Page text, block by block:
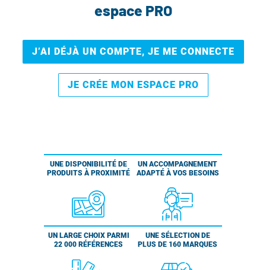
espace PRO
J’AI DÉJÀ UN COMPTE, JE ME CONNECTE
JE CRÉE MON ESPACE PRO
UNE DISPONIBILITÉ DE
PRODUITS À PROXIMITÉ
UN ACCOMPAGNEMENT
ADAPTÉ À VOS BESOINS
UN LARGE CHOIX PARMI
22 000 RÉFÉRENCES
UNE SÉLECTION DE
PLUS DE 160 MARQUES